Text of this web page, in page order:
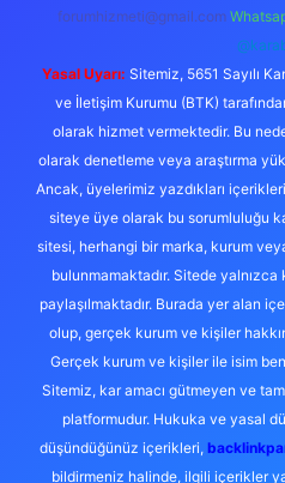
forumhizmeti@gmail.com
Yasal Uyarı: Sitemiz, 5651 Sayılı
ve İletişim Kurumu (BTK)
olarak hizmet vermektedir. Bu
olarak denetleme veya araştırma
Ancak, üyelerimiz yazdıkları
siteye üye olarak bu sorumluluğu
sitesi, herhangi bir marka, kurum
bulunmamaktadır. Sitede yalnızca
paylaşılmaktadır. Burada yer alan
olup, gerçek kurum ve kişiler
Gerçek kurum ve kişiler ile isim
Sitemiz, kar amacı gütmeyen ve
platformudur. Hukuka ve yasal
düşündüğünüz içerikleri,
bildirmeniz halinde, ilgili içerikler